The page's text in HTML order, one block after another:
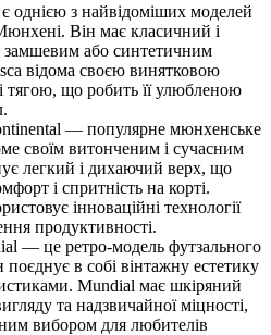
однією з найвідоміших моделей
Він має класичний і
замшевим або синтетичним
відома своєю винятковою
тягою, що робить її улюбленою
— популярне мюнхенське
своїм витонченим і сучасним
легкий і дихаючий верх, що
і спритність на корті.
інноваційні технології
продуктивності.
— це ретро-модель футзального
в собі вінтажну естетику
Mundial має шкіряний
та надзвичайної міцності,
вибором для любителів